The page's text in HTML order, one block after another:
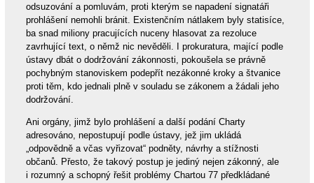
odsuzování a pomluvám, proti kterým se napadení signatáři
prohlášení nemohli bránit. Existenčním nátlakem byly statisíce,
ba snad miliony pracujících nuceny hlasovat za rezoluce
zavrhující text, o němž nic nevěděli. I prokuratura, mající podle
ústavy dbát o dodržování zákonnosti, pokoušela se právně
pochybným stanoviskem podepřít nezákonné kroky a štvanice
proti těm, kdo jednali plně v souladu se zákonem a žádali jeho
dodržování.
Ani orgány, jimž bylo prohlášení a další podání Charty
adresováno, nepostupují podle ústavy, jež jim ukládá
„odpovědně a včas vyřizovat“ podněty, návrhy a stížnosti
občanů. Přesto, že takový postup je jediný nejen zákonný, ale
i rozumný a schopný řešit problémy Chartou 77 předkládané